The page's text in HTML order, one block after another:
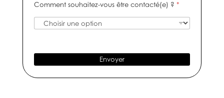
f
é
r
o
t
-
m
*
a
g
e
Comment souhaitez-vous être contacté(e) ?*
Envoyer